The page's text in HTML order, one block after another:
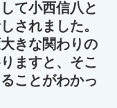
て小西信八と
されました。
きな関わりの
ますと、そこ
ことがわかっ